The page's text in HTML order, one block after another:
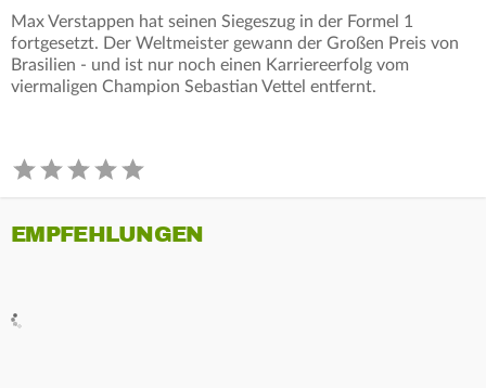
Max Verstappen hat seinen Siegeszug in der Formel 1
fortgesetzt. Der Weltmeister gewann der Großen Preis von
Brasilien - und ist nur noch einen Karriereerfolg vom
viermaligen Champion Sebastian Vettel entfernt.
EMPFEHLUNGEN